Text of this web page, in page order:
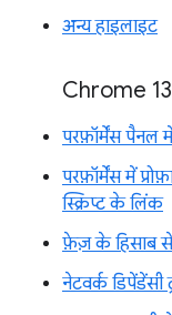
अन्य हाइलाइट
Chrome
परफ़ॉर्मेंस पैनल
परफ़ॉर्मेंस में
स्क्रिप्ट के लिंक
फ़ेज़ के हिसाब से
नेटवर्क डिपेंडेंसी